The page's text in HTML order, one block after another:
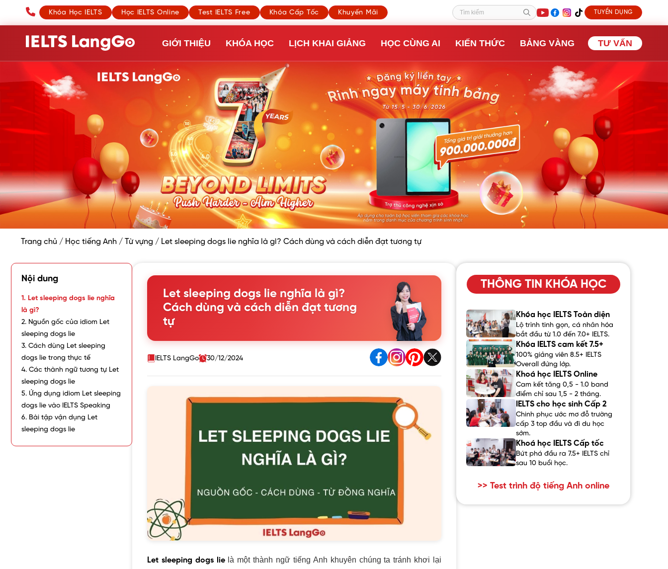
Khóa Học IELTS Học IELTS Online Test IELTS Free Khóa Cấp Tốc Khuyến Mãi Tìm kiếm TUYỂN DỤNG
GIỚI THIỆU KHÓA HỌC LỊCH KHAI GIẢNG HỌC CÙNG AI KIẾN THỨC BẢNG VÀNG TƯ VẤN
Trang chủ / Học tiếng Anh / Từ vựng / Let sleeping dogs lie nghĩa là gì? Cách dùng và cách diễn đạt tương tự
Nội dung
1. Let sleeping dogs lie nghĩa
là gì?
2. Nguồn gốc của idiom Let
sleeping dogs lie
3. Cách dùng Let sleeping
dogs lie trong thực tế
4. Các thành ngữ tương tự Let
sleeping dogs lie
5. Ứng dụng idiom Let sleeping
dogs lie vào IELTS Speaking
6. Bài tập vận dụng Let
sleeping dogs lie
Let sleeping dogs lie nghĩa là gì?
Cách dùng và cách diễn đạt tương
tự
IELTS LangGo 30/12/2024
Let sleeping dogs lielà một thành ngữ tiếng Anh khuyên chúng ta tránh khơi lại
THÔNG TIN KHÓA HỌC
Khóa học IELTS Toàn diện
Lộ trình tinh gọn, cá nhân hóa
bắt đầu từ 1.0 đến 7.0+ IELTS.
Khóa IELTS cam kết 7.5+
100% giảng viên 8.5+ IELTS
Overall đứng lớp.
Khoá học IELTS Online
Cam kết tăng 0,5 - 1.0 band
điểm chỉ sau 1,5 - 2 tháng.
IELTS cho học sinh Cấp 2
Chinh phục ước mơ đỗ trường
cấp 3 top đầu và đi du học
sớm.
Khoá học IELTS Cấp tốc
Bứt phá đầu ra 7.5+ IELTS chỉ
sau 10 buổi học.
>> Test trình độ tiếng Anh online